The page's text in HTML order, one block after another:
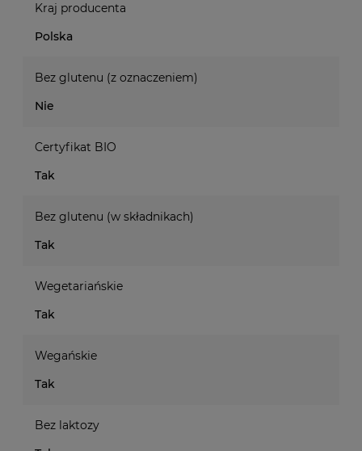
Kraj producenta
Polska
Bez glutenu (z oznaczeniem)
Nie
Certyfikat BIO
Tak
Bez glutenu (w składnikach)
Tak
Wegetariańskie
Tak
Wegańskie
Tak
Bez laktozy